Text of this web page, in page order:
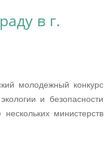
в г.
молодежный конкурс
и безопасности
министерств